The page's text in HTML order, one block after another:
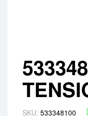
SKU: 533348100